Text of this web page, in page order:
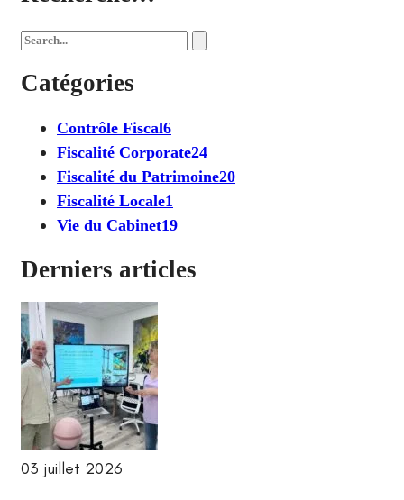
Catégories
Contrôle Fiscal6
Fiscalité Corporate24
Fiscalité du Patrimoine20
Fiscalité Locale1
Vie du Cabinet19
Derniers articles
03 juillet 2026